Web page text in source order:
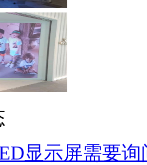
显示屏需要询